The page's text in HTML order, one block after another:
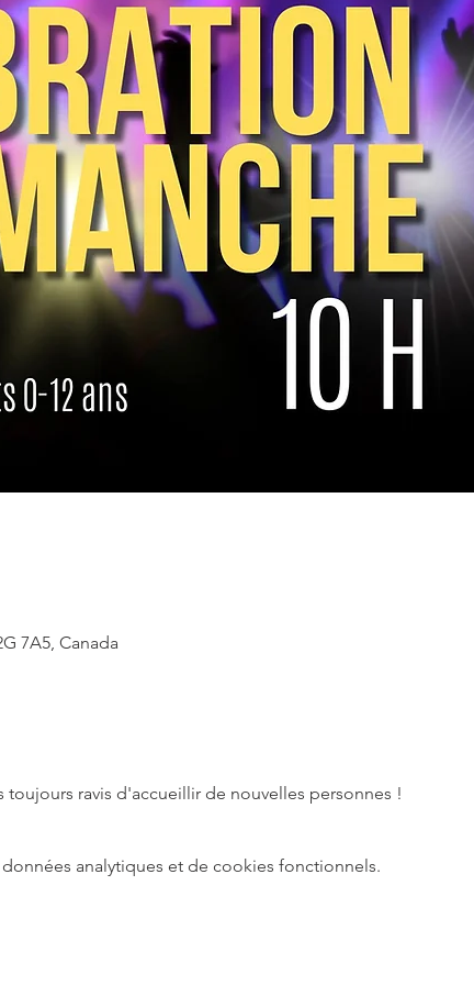
7A5, Canada
ravis d'accueillir de nouvelles personnes !
analytiques et de cookies fonctionnels.